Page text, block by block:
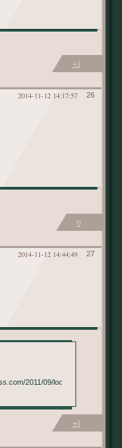
+1
26
2014-11-12 14:17:57
0
27
2014-11-12 14:44:49
+1